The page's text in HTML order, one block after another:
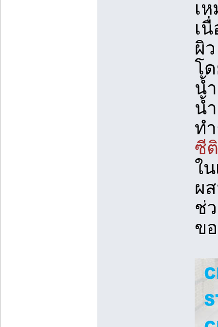
เ
เ
ผิว
โ
น้
น้
ท
ซี
ใ
ผ
ช่
ข